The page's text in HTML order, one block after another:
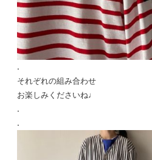
.
それぞれの組み合わせ
お楽しみくださいね♩
.
.